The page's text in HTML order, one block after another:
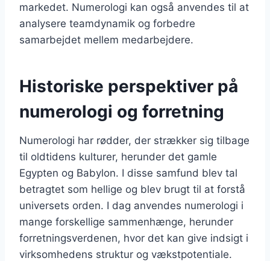
markedet. Numerologi kan også anvendes til at
analysere teamdynamik og forbedre
samarbejdet mellem medarbejdere.
Historiske perspektiver på
numerologi og forretning
Numerologi har rødder, der strækker sig tilbage
til oldtidens kulturer, herunder det gamle
Egypten og Babylon. I disse samfund blev tal
betragtet som hellige og blev brugt til at forstå
universets orden. I dag anvendes numerologi i
mange forskellige sammenhænge, herunder
forretningsverdenen, hvor det kan give indsigt i
virksomhedens struktur og vækstpotentiale.